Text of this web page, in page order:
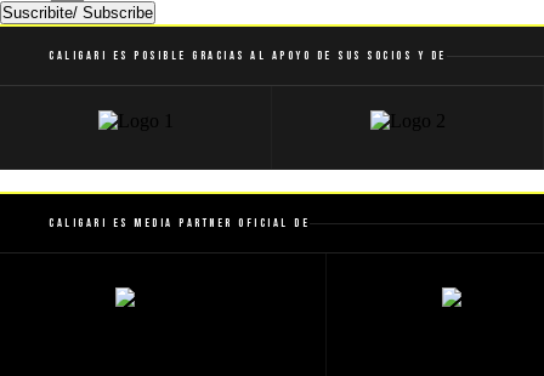
Suscribite/ Subscribe
Caligari es posible gracias al apoyo de sus socios y de
Caligari es Media Partner Oficial de